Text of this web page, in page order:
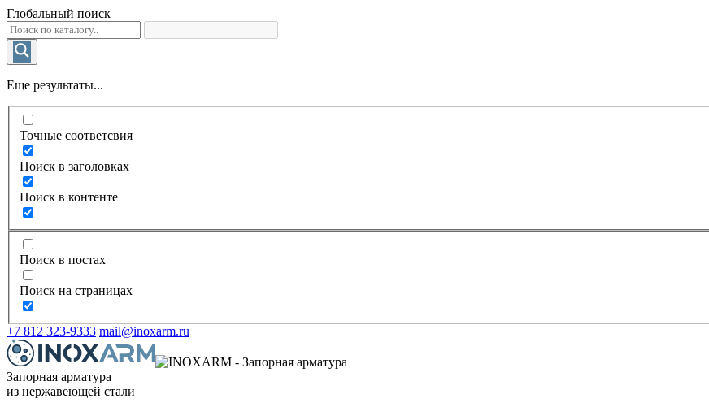
Глобальный поиск
Еще результаты...
Точные соответсвия
Поиск в заголовках
Поиск в контенте
Поиск в постах
Поиск на страницах
+7 812 323-9333 mail@inoxarm.ru
Запорная арматура
из нержавеющей стали